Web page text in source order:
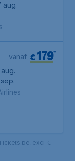
aug.
€179*
vanaf
aug.
sep.
excl. €